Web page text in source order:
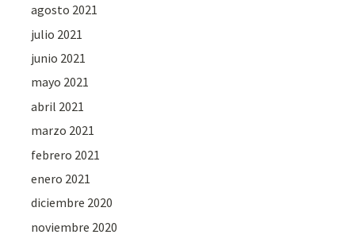
agosto 2021
julio 2021
junio 2021
mayo 2021
abril 2021
marzo 2021
febrero 2021
enero 2021
diciembre 2020
noviembre 2020